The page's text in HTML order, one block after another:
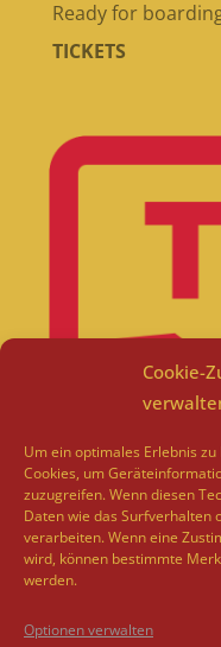
Cookie-
Um ein optimales Erlebnis
Cookies, um
zuzugreifen. Wenn diesen
Daten wie das Surfverhalten
verarbeiten. Wenn eine
wird, können bestimmte
werden.
Optionen verwalten
Ready for
TICKETS